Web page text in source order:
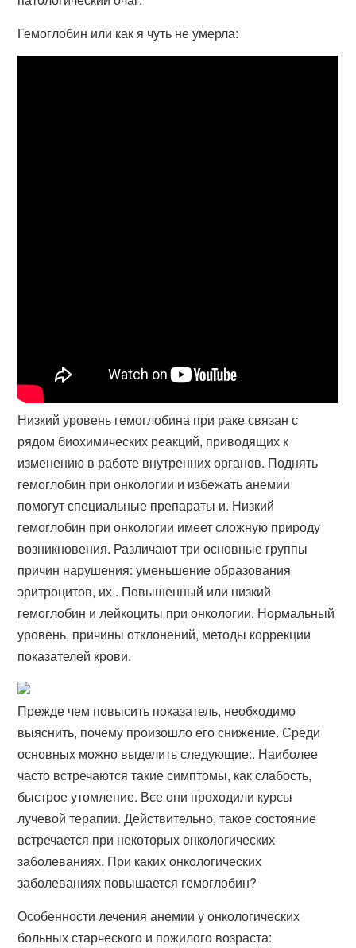
Гемоглобин или как я чуть не умерла:
Низкий уровень гемоглобина при раке связан с
рядом биохимических реакций, приводящих к
изменению в работе внутренних органов. Поднять
гемоглобин при онкологии и избежать анемии
помогут специальные препараты и. Низкий
гемоглобин при онкологии имеет сложную природу
возникновения. Различают три основные группы
причин нарушения: уменьшение образования
эритроцитов, их . Повышенный или низкий
гемоглобин и лейкоциты при онкологии. Нормальный
уровень, причины отклонений, методы коррекции
показателей крови.
Прежде чем повысить показатель, необходимо
выяснить, почему произошло его снижение. Среди
основных можно выделить следующие:. Наиболее
часто встречаются такие симптомы, как слабость,
быстрое утомление. Все они проходили курсы
лучевой терапии. Действительно, такое состояние
встречается при некоторых онкологических
заболеваниях. При каких онкологических
заболеваниях повышается гемоглобин?
Особенности лечения анемии у онкологических
больных старческого и пожилого возраста: